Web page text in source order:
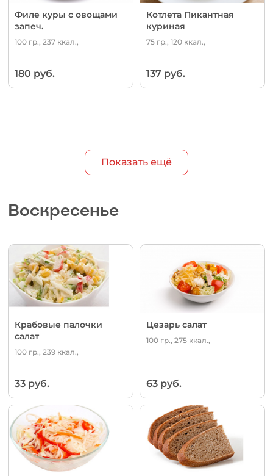
Филе куры с овощами
запеч.
100 гр., 237 ккал.,
180 руб.
Котлета Пикантная
куриная
75 гр., 120 ккал.,
137 руб.
Показать ещё
Воскресенье
Крабовые палочки
салат
100 гр., 239 ккал.,
33 руб.
Цезарь салат
100 гр., 275 ккал.,
63 руб.